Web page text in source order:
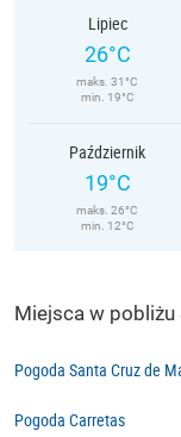
Lipiec
26°C
maks. 31°C
min. 19°C
Październik
19°C
maks. 26°C
min. 12°C
Miejsca w pobliżu
Pogoda Santa Cruz de
Pogoda Carretas